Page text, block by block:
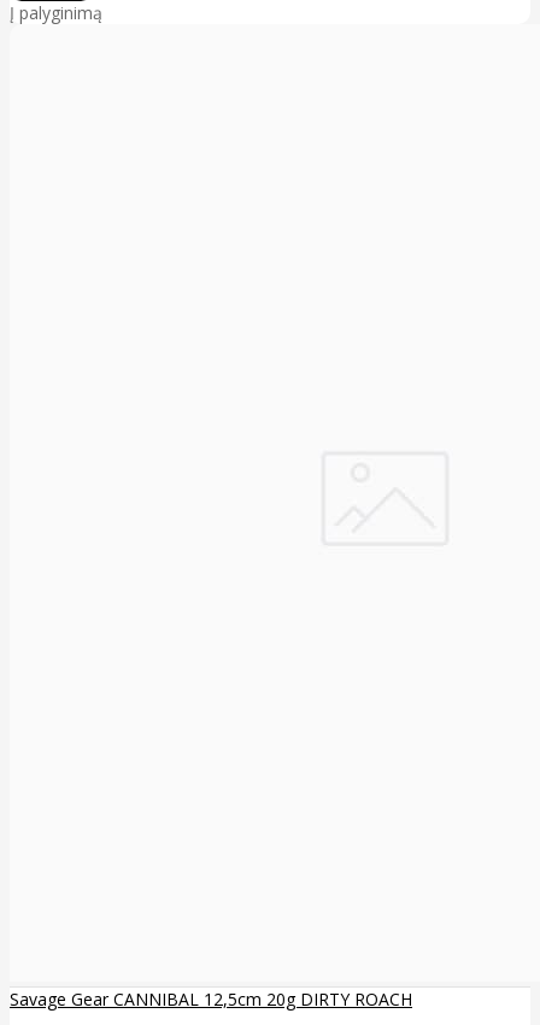
Į palyginimą
Savage Gear CANNIBAL 12,5cm 20g DIRTY ROACH